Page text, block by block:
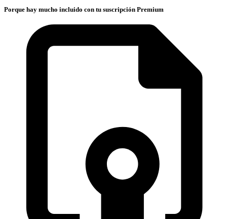
Porque hay mucho incluido con tu suscripción Premium